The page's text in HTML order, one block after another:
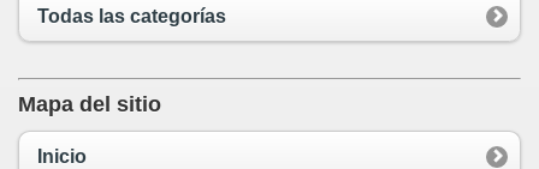
Todas las categorías
Mapa del sitio
Inicio